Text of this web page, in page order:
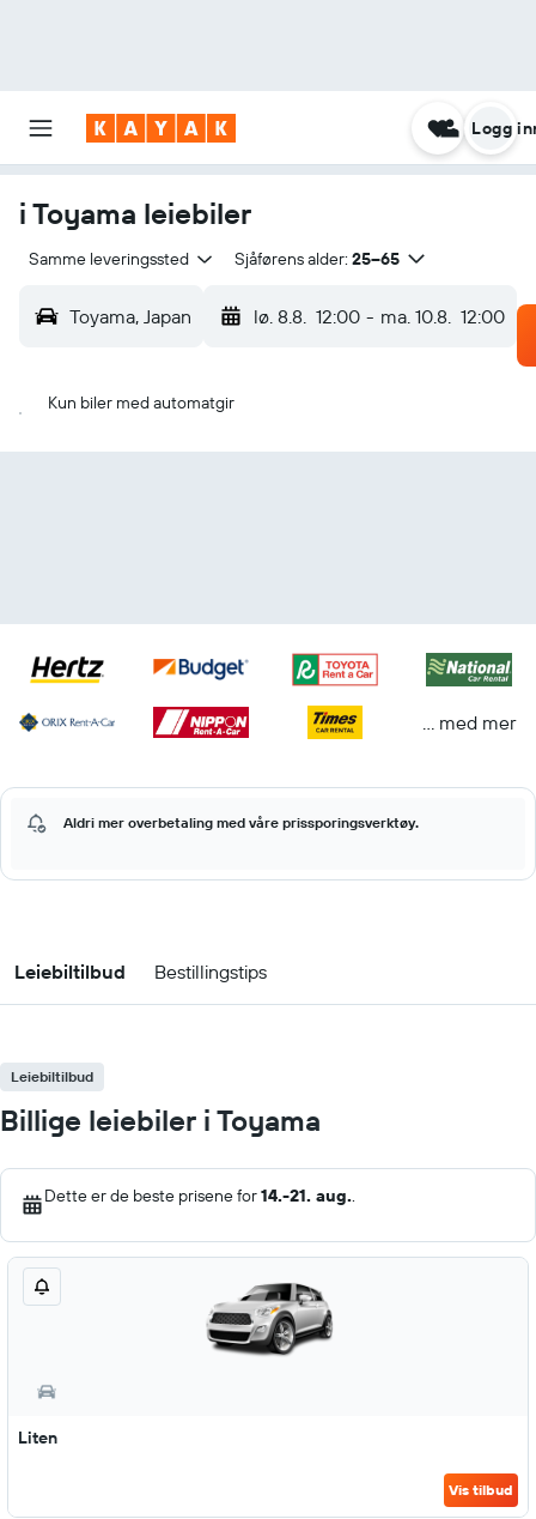
Logg
i Toyama leiebiler
Samme leveringssted Sjåførens alder: 25–65
Toyama, Japan lø. 8.8. 12:00 - ma. 10.8. 12:00
Kun biler med automatgir
… med mer
Aldri mer overbetaling med våre prissporingsverktøy.
Leiebiltilbud Bestillingstips
Leiebiltilbud
Billige leiebiler i Toyama
Dette er de beste prisene for14.-21. aug..
Liten
Vis tilbud